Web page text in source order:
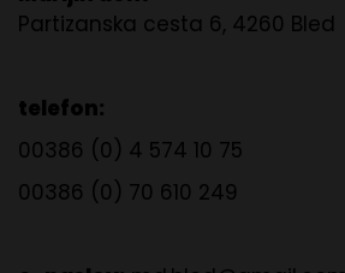
Partizanska cesta 6, 4260 Bled
telefon:
00386 (0) 4 574 10 75
00386 (0) 70 610 249